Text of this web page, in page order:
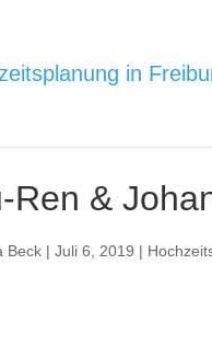
Ren &
Beck |Juli 6, 2019 |